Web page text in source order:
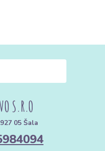
S.R.O
05 Šala